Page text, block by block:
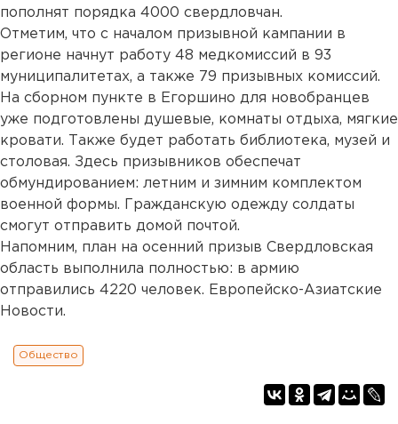
пополнят порядка 4000 свердловчан.
Отметим, что с началом призывной кампании в
регионе начнут работу 48 медкомиссий в 93
муниципалитетах, а также 79 призывных комиссий.
На сборном пункте в Егоршино для новобранцев
уже подготовлены душевые, комнаты отдыха, мягкие
кровати. Также будет работать библиотека, музей и
столовая. Здесь призывников обеспечат
обмундированием: летним и зимним комплектом
военной формы. Гражданскую одежду солдаты
смогут отправить домой почтой.
Напомним, план на осенний призыв Свердловская
область выполнила полностью: в армию
отправились 4220 человек. Европейско-Азиатские
Новости.
Общество